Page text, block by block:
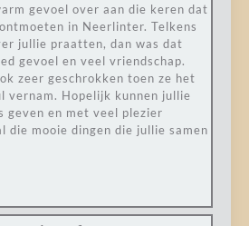
gevoel over aan die keren dat
in Neerlinter. Telkens
jullie praatten, dan was dat
gevoel en veel vriendschap.
zeer geschrokken toen ze het
vernam. Hopelijk kunnen jullie
geven en met veel plezier
die mooie dingen die jullie samen